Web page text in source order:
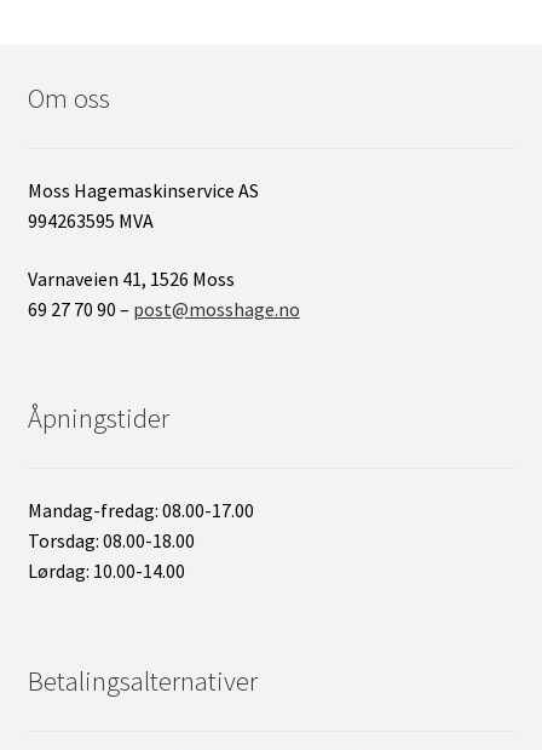
Om oss
Moss Hagemaskinservice AS
994263595 MVA
Varnaveien 41, 1526 Moss
69 27 70 90 – post@mosshage.no
Åpningstider
Mandag-fredag: 08.00-17.00
Torsdag: 08.00-18.00
Lørdag: 10.00-14.00
Betalingsalternativer